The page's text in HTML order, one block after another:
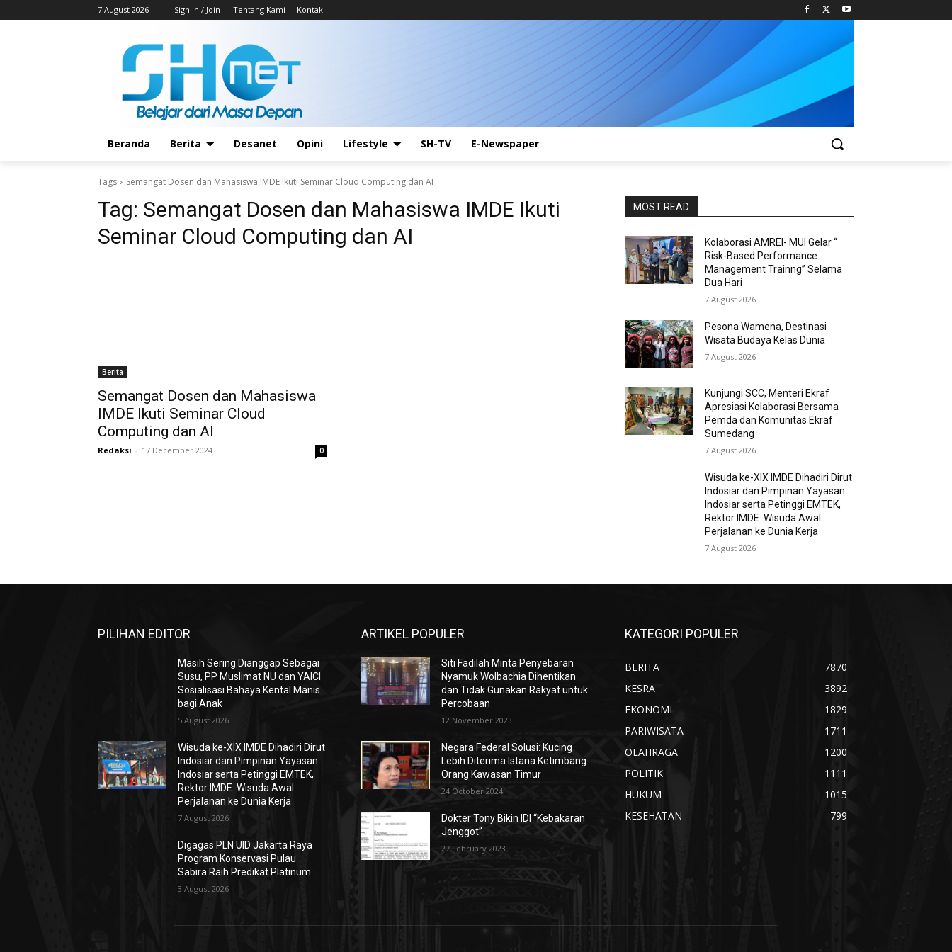
7 August 2026 Sign in / Join Tentang Kami Kontak
Beranda Berita Desanet Opini Lifestyle SH-TV E-Newspaper
Tags Semangat Dosen dan Mahasiswa IMDE Ikuti Seminar Cloud Computing dan AI
Tag: Semangat Dosen dan Mahasiswa IMDE Ikuti
Seminar Cloud Computing dan AI
Berita
Semangat Dosen dan Mahasiswa
IMDE Ikuti Seminar Cloud
Computing dan AI
Redaksi - 17 December 2024 0
MOST READ
Kolaborasi AMREI- MUI Gelar “
Risk-Based Performance
Management Trainng” Selama
Dua Hari
7 August 2026
Pesona Wamena, Destinasi
Wisata Budaya Kelas Dunia
7 August 2026
Kunjungi SCC, Menteri Ekraf
Apresiasi Kolaborasi Bersama
Pemda dan Komunitas Ekraf
Sumedang
7 August 2026
Wisuda ke-XIX IMDE Dihadiri Dirut
Indosiar dan Pimpinan Yayasan
Indosiar serta Petinggi EMTEK,
Rektor IMDE: Wisuda Awal
Perjalanan ke Dunia Kerja
7 August 2026
PILIHAN EDITOR
Masih Sering Dianggap Sebagai
Susu, PP Muslimat NU dan YAICI
Sosialisasi Bahaya Kental Manis
bagi Anak
5 August 2026
Wisuda ke-XIX IMDE Dihadiri Dirut
Indosiar dan Pimpinan Yayasan
Indosiar serta Petinggi EMTEK,
Rektor IMDE: Wisuda Awal
Perjalanan ke Dunia Kerja
7 August 2026
Digagas PLN UID Jakarta Raya
Program Konservasi Pulau
Sabira Raih Predikat Platinum
3 August 2026
ARTIKEL POPULER
Siti Fadilah Minta Penyebaran
Nyamuk Wolbachia Dihentikan
dan Tidak Gunakan Rakyat untuk
Percobaan
12 November 2023
Negara Federal Solusi: Kucing
Lebih Diterima Istana Ketimbang
Orang Kawasan Timur
24 October 2024
Dokter Tony Bikin IDI “Kebakaran
Jenggot”
27 February 2023
KATEGORI POPULER
BERITA
7870
KESRA
3892
EKONOMI
1829
PARIWISATA
1711
OLAHRAGA
1200
POLITIK
1111
HUKUM
1015
KESEHATAN
799